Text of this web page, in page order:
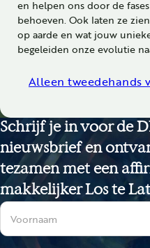
en helpen ons door de
behoeven. Ook laten ze
op aarde en wat jouw
begeleiden onze evolutie
Alleen tweedehands
Schrijf je in voor de
nieuwsbrief en
tezamen met een
makkelijker Los te
Sectie